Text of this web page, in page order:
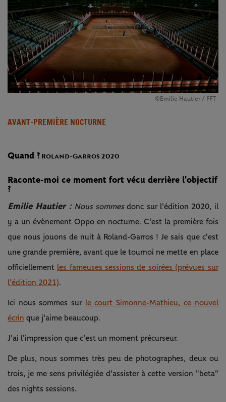
©Emilie Hautier / FFT
AVANT-PREMIÈRE NOCTURNE
Quand ? Roland-Garros 2020
Raconte-moi ce moment fort vécu derrière l'objectif
?
Emilie Hautier : Nous sommesdonc sur l'édition 2020, il
y a un évènement Oppo en nocturne. C'est la première fois
que nous jouons de nuit à Roland-Garros ! Je sais que c'est
une grande première, avant que le tournoi ne mette en place
officiellement les fameuses sessions de soirées (prévues sur
l'édition 2021).
Ici nous sommes sur le court Simonne-Mathieu, ce nouvel
écrin que j'aime beaucoup.
J'ai l'impression que c'est un moment précurseur.
De plus, nous sommes très peu de photographes, deux ou
trois, je me sens privilégiée d'assister à cette version "beta"
des nights sessions.